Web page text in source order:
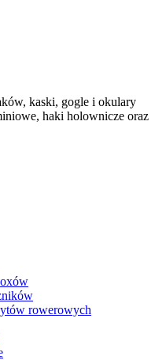
kaski, gogle i okulary
haki holownicze oraz
rowerowych